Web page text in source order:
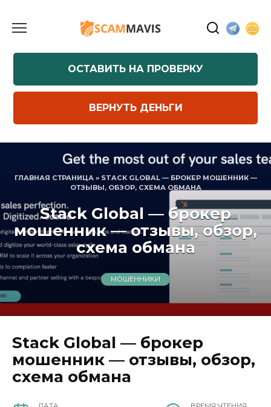
содержанию
ОСТАВИТЬ НА ПРОВЕРКУ
ВЕРНУТЬ ДЕНЬГИ
ГЛАВНАЯ СТРАНИЦА» STACK GLOBAL — БРОКЕР МОШЕННИК —
ОТЗЫВЫ, ОБЗОР, СХЕМА ОБМАНА
Stack Global — брокер
мошенник — отзывы, обзор,
схема обмана
МОШЕННИКИ
Stack Global — брокер
мошенник — отзывы, обзор,
схема обмана